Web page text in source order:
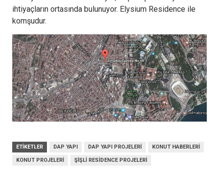
ihtiyaçların ortasında bulunuyor. Elysium Residence ile
komşudur.
ETIKETLER DAP YAPI DAP YAPI PROJELERI KONUT HABERLERI
KONUT PROJELERI ŞIŞLI RESIDENCE PROJELERI